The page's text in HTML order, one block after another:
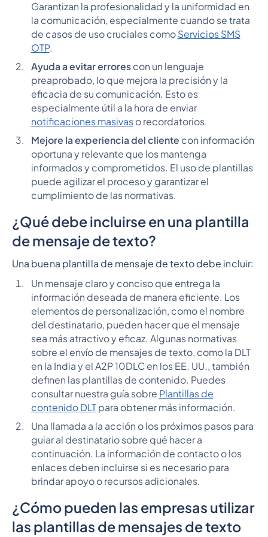
Garantizan la profesionalidad y la uniformidad en
la comunicación, especialmente cuando se trata
de casos de uso cruciales como Servicios SMS
OTP.
Ayuda a evitar errorescon un lenguaje
preaprobado, lo que mejora la precisión y la
eficacia de su comunicación. Esto es
especialmente útil a la hora de enviar
notificaciones masivaso recordatorios.
Mejore la experiencia del cliente con información
oportuna y relevante que los mantenga
informados y comprometidos. El uso de plantillas
puede agilizar el proceso y garantizar el
cumplimiento de las normativas.
¿Qué debe incluirse en una plantilla
de mensaje de texto?
Una buena plantilla de mensaje de texto debe incluir:
Un mensaje claro y conciso que entrega la
información deseada de manera eficiente. Los
elementos de personalización, como el nombre
del destinatario, pueden hacer que el mensaje
sea más atractivo y eficaz. Algunas normativas
sobre el envío de mensajes de texto, como la DLT
en la India y el A2P 10DLC en los EE. UU., también
definen las plantillas de contenido. Puedes
consultar nuestra guía sobre Plantillas de
contenido DLTpara obtener más información.
Una llamada a la acción o los próximos pasos para
guiar al destinatario sobre qué hacer a
continuación. La información de contacto o los
enlaces deben incluirse si es necesario para
brindar apoyo o recursos adicionales.
¿Cómo pueden las empresas utilizar
las plantillas de mensajes de texto